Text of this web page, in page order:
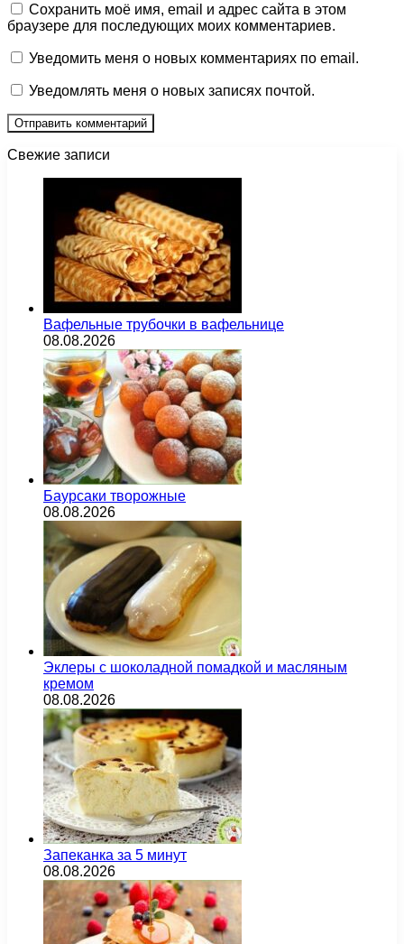
Сохранить моё имя, email и адрес сайта в этом
браузере для последующих моих комментариев.
Уведомить меня о новых комментариях по email.
Уведомлять меня о новых записях почтой.
Свежие записи
Вафельные трубочки в вафельнице
08.08.2026
Баурсаки творожные
08.08.2026
Эклеры с шоколадной помадкой и масляным
кремом
08.08.2026
Запеканка за 5 минут
08.08.2026